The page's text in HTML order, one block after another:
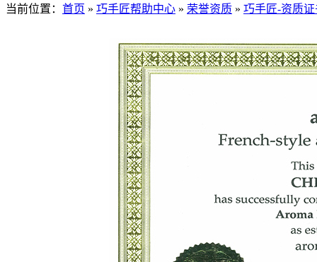
当前位置： 首页 » 巧手匠帮助中心 » 荣誉资质 » 巧手匠-资质证